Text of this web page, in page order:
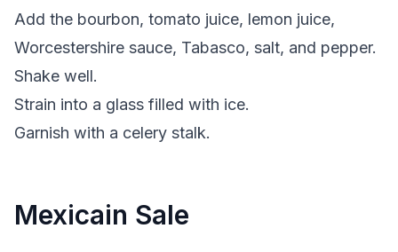
Add the bourbon, tomato juice, lemon juice,
Worcestershire sauce, Tabasco, salt, and pepper.
Shake well.
Strain into a glass filled with ice.
Garnish with a celery stalk.
Mexicain Sale